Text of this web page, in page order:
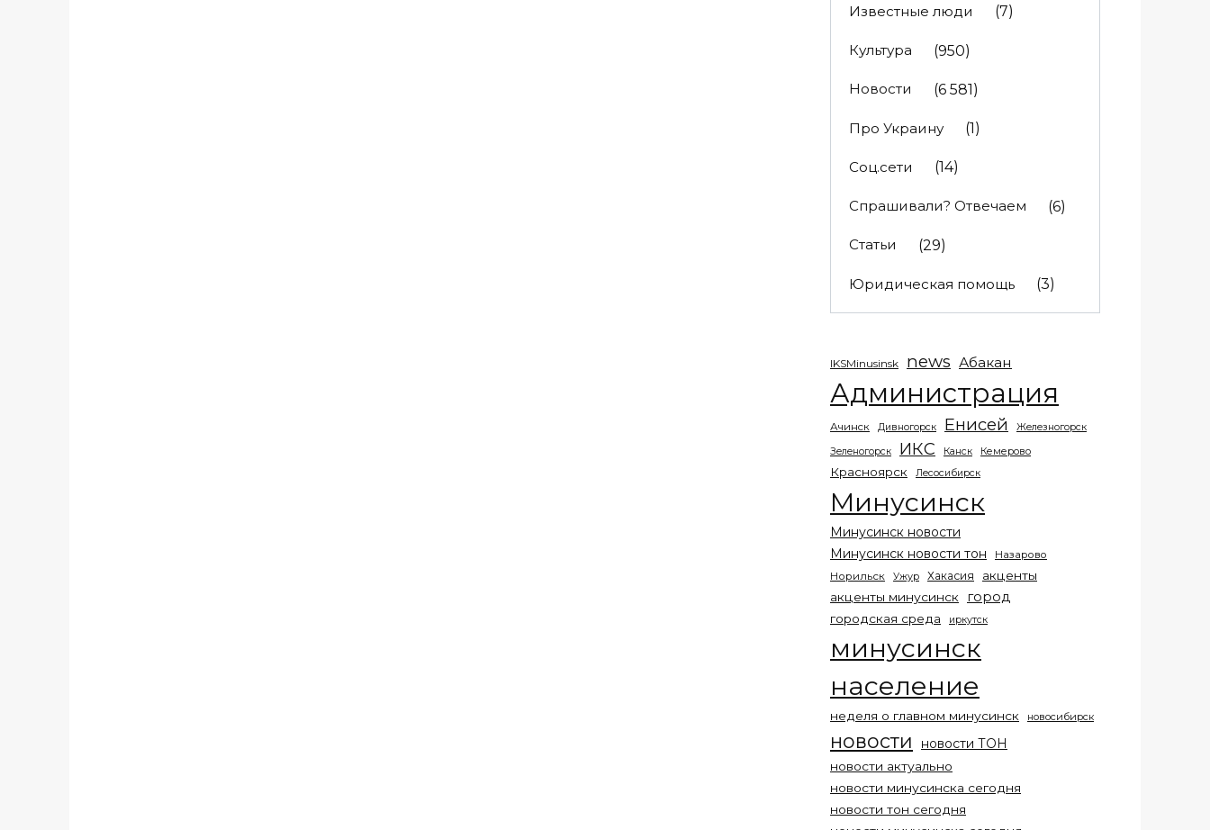
Известные люди (7)
Культура (950)
Новости (6 581)
Про Украину (1)
Соц.сети (14)
Спрашивали? Отвечаем (6)
Статьи (29)
Юридическая помощь (3)
IKSMinusinsk news Абакан
Администрация
Ачинск Дивногорск Енисей Железногорск
Зеленогорск ИКС Канск Кемерово
Красноярск Лесосибирск
Минусинск
Минусинск новости
Минусинск новости тон
Назарово
Норильск
Ужур Хакасия
акценты
акценты минусинск
город
городская среда иркутск
минусинск
население
неделя о главном минусинск новосибирск
новости новости ТОН
новости актуально
новости минусинска сегодня
новости тон сегодня